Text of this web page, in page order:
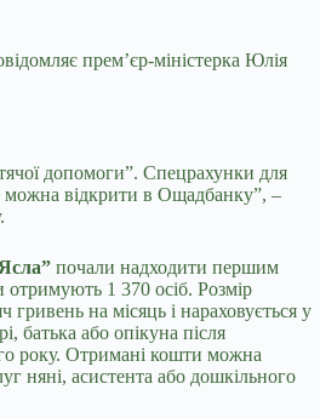
прем’єр-міністерка Юлія
допомоги”. Спецрахунки для
відкрити в Ощадбанку”, –
почали надходити першим
1 370 осіб. Розмір
гривень на місяць і нараховується у
батька або опікуна після
року. Отримані кошти можна
няні, асистента або дошкільного